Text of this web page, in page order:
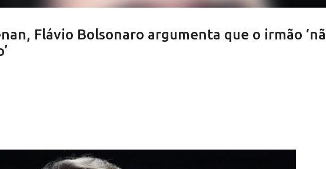
Flávio Bolsonaro argumenta que o irmão